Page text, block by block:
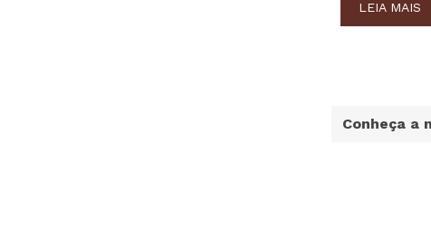
LEIA MAIS
Conheça a